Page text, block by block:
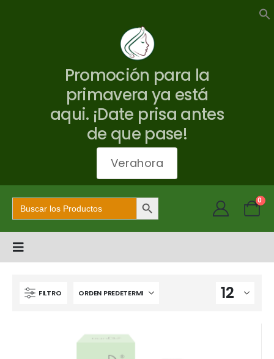
Promoción para la
primavera ya está
aqui. ¡Date prisa antes
de que pase!
Verahora
Buscar: Botón de búsqueda 0
FILTRO